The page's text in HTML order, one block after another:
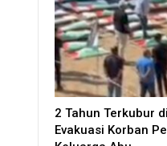
2 Tahun Terkubur
Evakuasi Korban